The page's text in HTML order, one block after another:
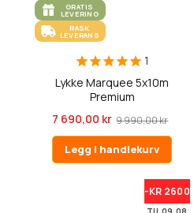
GRATIS
LEVERING
RASK
LEVERANS
1
Lykke Marquee 5x10m
Premium
7 690,00 kr 9 990,00 kr
Legg i handlekurv
-KR 2600